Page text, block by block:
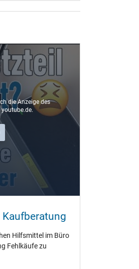
die Anzeige des
youtube.de.
Hilfsmittel im Büro
Fehlkäufe zu